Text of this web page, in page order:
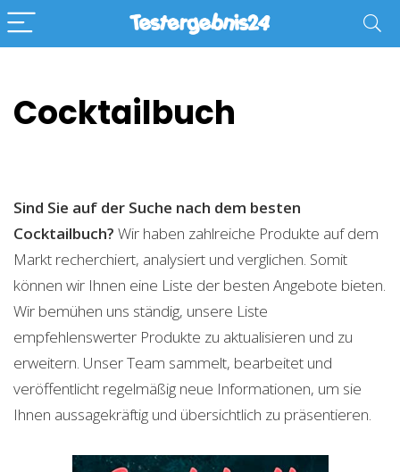
Cocktailbuch
Sind Sie auf der Suche nach dem besten
Cocktailbuch? Wir haben zahlreiche Produkte auf dem
Markt recherchiert, analysiert und verglichen. Somit
können wir Ihnen eine Liste der besten Angebote bieten.
Wir bemühen uns ständig, unsere Liste
empfehlenswerter Produkte zu aktualisieren und zu
erweitern. Unser Team sammelt, bearbeitet und
veröffentlicht regelmäßig neue Informationen, um sie
Ihnen aussagekräftig und übersichtlich zu präsentieren.